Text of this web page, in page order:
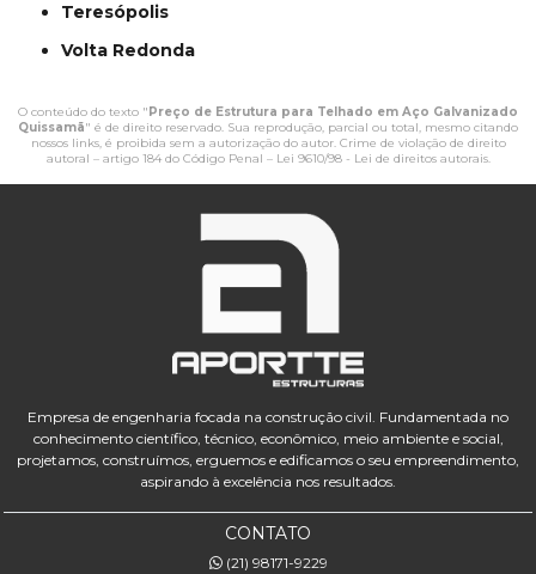
Teresópolis
Volta Redonda
O conteúdo do texto " Preço de Estrutura para Telhado em Aço Galvanizado
Quissamã" é de direito reservado. Sua reprodução, parcial ou total, mesmo citando
nossos links, é proibida sem a autorização do autor. Crime de violação de direito
autoral – artigo 184 do Código Penal – Lei 9610/98 - Lei de direitos autorais.
Empresa de engenharia focada na construção civil. Fundamentada no
conhecimento científico, técnico, econômico, meio ambiente e social,
projetamos, construímos, erguemos e edificamos o seu empreendimento,
aspirando à excelência nos resultados.
CONTATO
(21) 98171-9229